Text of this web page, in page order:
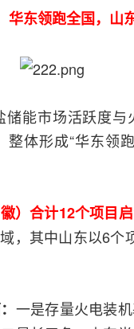
华东领跑全国，山
能市场活跃度
体形成“华东领
）合计12个项目
，其中山东以6个
一是存量火电装